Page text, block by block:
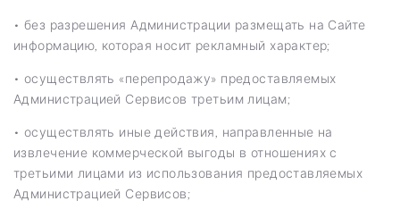
• без разрешения Администрации размещать на Сайте
информацию, которая носит рекламный характер;
• осуществлять «перепродажу» предоставляемых
Администрацией Сервисов третьим лицам;
• осуществлять иные действия, направленные на
извлечение коммерческой выгоды в отношениях с
третьими лицами из использования предоставляемых
Администрацией Сервисов;